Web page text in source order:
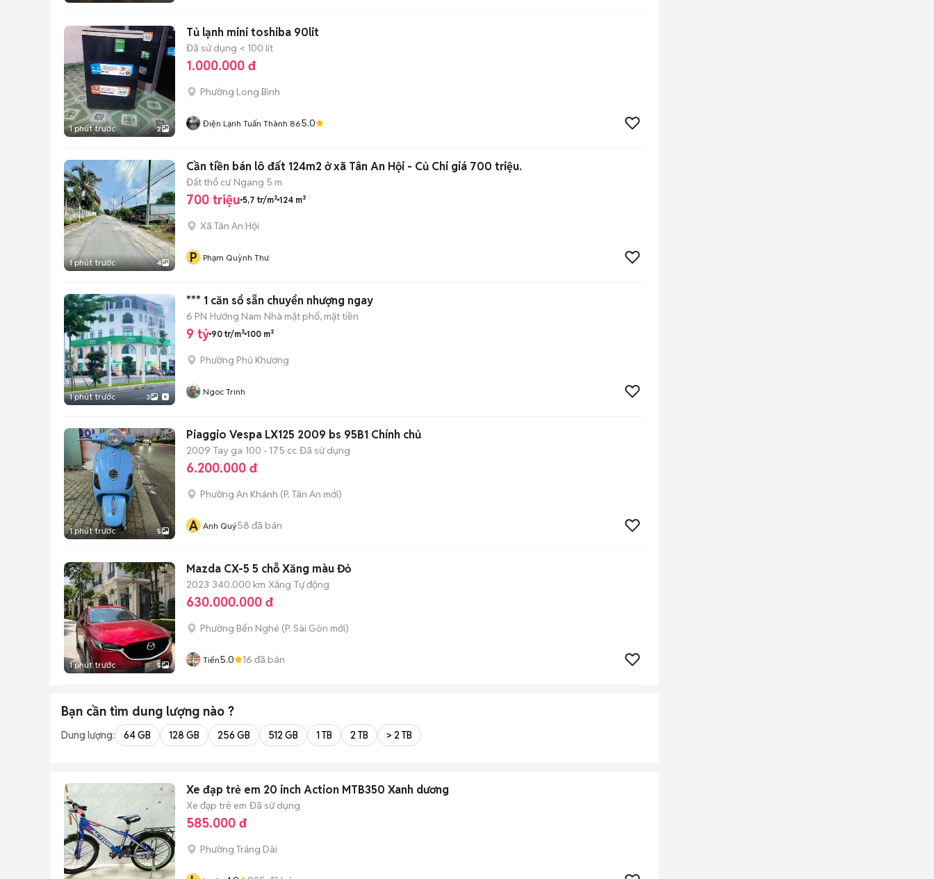
1 phút trước 2
Tủ lạnh mini toshiba 90lit
Đã sử dụng < 100 lít
1.000.000 đ
Phường Long Bình
Điện Lạnh Tuấn Thành 865.0
1 phút trước 4
Cần tiền bán lô đất 124m2 ở xã Tân An Hội - Củ Chi giá 700 triệu.
Đất thổ cư Ngang 5 m
700 triệu 5,7 tr/m² 124 m²
Xã Tân An Hội
P Phạm Quỳnh Thư
1 phút trước 3
*** 1 căn sổ sẵn chuyển nhượng ngay
6 PN Hướng Nam Nhà mặt phố, mặt tiền
9 tỷ 90 tr/m² 100 m²
Phường Phú Khương
Ngoc Trinh
1 phút trước 5
Piaggio Vespa LX125 2009 bs 95B1 Chính chủ
2009 Tay ga 100 - 175 cc Đã sử dụng
6.200.000 đ
Phường An Khánh (P. Tân An mới)
A Anh Quý58 đã bán
1 phút trước 5
Mazda CX-5 5 chỗ Xăng màu Đỏ
2023 340.000 km Xăng Tự động
630.000.000 đ
Phường Bến Nghé (P. Sài Gòn mới)
Tiến5.0 16 đã bán
Bạn cần tìm dung lượng nào ?
Dung lượng: 64 GB 128 GB 256 GB 512 GB 1 TB 2 TB > 2 TB
Xe đạp trẻ em 20 inch Action MTB350 Xanh dương
Xe đạp trẻ em Đã sử dụng
585.000 đ
Phường Trảng Dài